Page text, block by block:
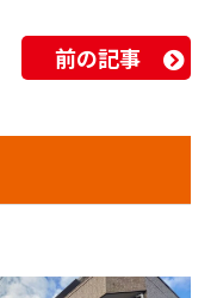
前の記事